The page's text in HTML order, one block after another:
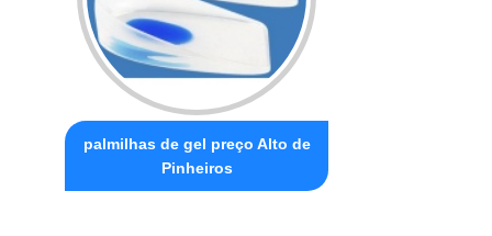
palmilhas de gel preço Alto de
Pinheiros